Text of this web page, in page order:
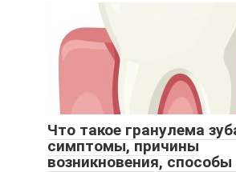
Что такое гранулема
симптомы, причины
возникновения, способы